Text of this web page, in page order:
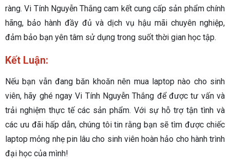
ràng. Vi Tính Nguyễn Thắng cam kết cung cấp sản phẩm chính
hãng, bảo hành đầy đủ và dịch vụ hậu mãi chuyên nghiệp,
đảm bảo bạn yên tâm sử dụng trong suốt thời gian học tập.
Kết Luận:
Nếu bạn vẫn đang băn khoăn nên mua laptop nào cho sinh
viên, hãy ghé ngay Vi Tính Nguyễn Thắng để được tư vấn và
trải nghiệm thực tế các sản phẩm. Với sự hỗ trợ tận tình và
các ưu đãi hấp dẫn, chúng tôi tin rằng bạn sẽ tìm được chiếc
laptop mỏng nhẹ pin lâu cho sinh viên hoàn hảo cho hành trình
đại học của mình!